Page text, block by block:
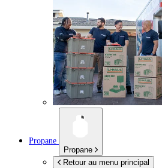
Propane
Propane
Retour au menu principal